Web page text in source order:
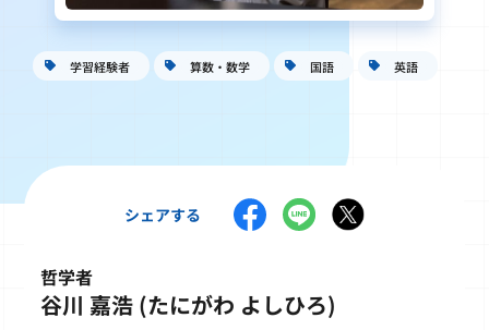
学習経験者 算数・数学 国語 英語
シェアする
哲学者
谷川 嘉浩 (たにがわ よしひろ)